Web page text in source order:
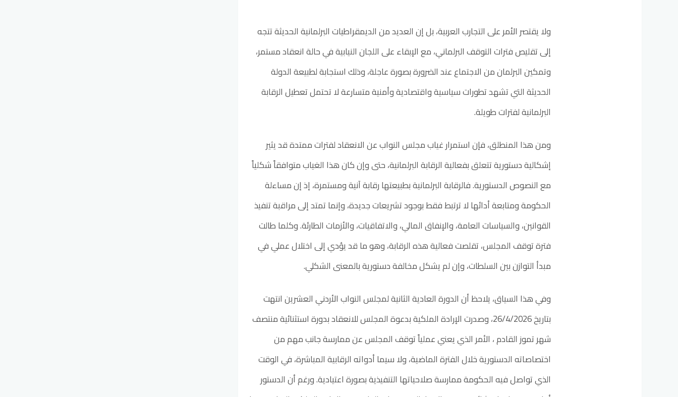
ولا يقتصر الأمر على التجارب العربية، بل إن العديد من الديمقراطيات البرلمانية الحديثة تتجه
إلى تقليص فترات التوقف البرلماني، مع الإبقاء على اللجان النيابية في حالة انعقاد مستمر،
وتمكين البرلمان من الاجتماع عند الضرورة بصورة عاجلة، وذلك استجابة لطبيعة الدولة
الحديثة التي تشهد تطورات سياسية واقتصادية وأمنية متسارعة لا تحتمل تعطيل الرقابة
البرلمانية لفترات طويلة.
ومن هذا المنطلق، فإن استمرار غياب مجلس النواب عن الانعقاد لفترات ممتدة قد يثير
إشكالية دستورية تتعلق بفعالية الرقابة البرلمانية، حتى وإن كان هذا الغياب متوافقاً شكلياً
مع النصوص الدستورية. فالرقابة البرلمانية بطبيعتها رقابة آنية ومستمرة، إذ إن مساءلة
الحكومة ومتابعة أدائها لا ترتبط فقط بوجود تشريعات جديدة، وإنما تمتد إلى مراقبة تنفيذ
القوانين، والسياسات العامة، والإنفاق المالي، والاتفاقيات، والأزمات الطارئة. وكلما طالت
فترة توقف المجلس، تقلصت فعالية هذه الرقابة، وهو ما قد يؤدي إلى اختلال عملي في
مبدأ التوازن بين السلطات، وإن لم يشكل مخالفة دستورية بالمعنى الشكلي.
وفي هذا السياق، يلاحظ أن الدورة العادية الثانية لمجلس النواب الأردني العشرين انتهت
بتاريخ 26/4/2026، وصدرت الإرادة الملكية بدعوة المجلس للانعقاد بدورة استثنائية منتصف
شهر تموز القادم ، الأمر الذي يعني عملياً توقف المجلس عن ممارسة جانب مهم من
اختصاصاته الدستورية خلال الفترة الماضية، ولا سيما أدواته الرقابية المباشرة، في الوقت
الذي تواصل فيه الحكومة ممارسة صلاحياتها التنفيذية بصورة اعتيادية. ورغم أن الدستور